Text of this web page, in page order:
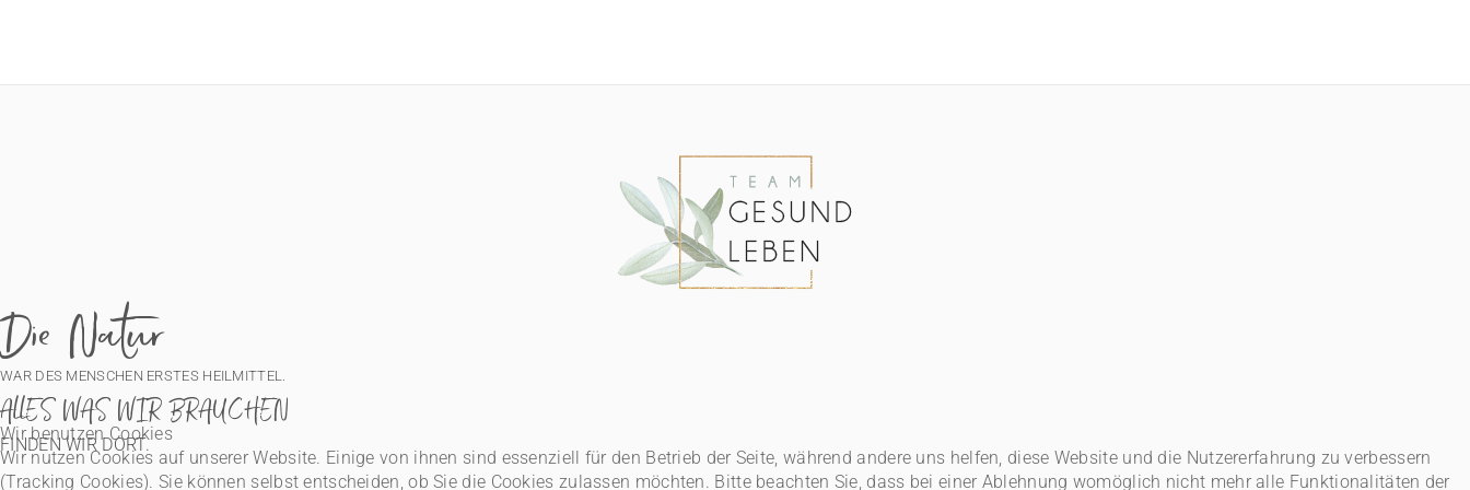
Die Natur
WAR DES MENSCHEN ERSTES HEILMITTEL.
ALLES WAS WIR BRAUCHEN
FINDEN WIR DORT.
Wir benutzen Cookies
Wir nutzen Cookies auf unserer Website. Einige von ihnen sind essenziell für den Betrieb der Seite, während andere uns helfen, diese Website und die Nutzererfahrung zu verbessern
(Tracking Cookies). Sie können selbst entscheiden, ob Sie die Cookies zulassen möchten. Bitte beachten Sie, dass bei einer Ablehnung womöglich nicht mehr alle Funktionalitäten der